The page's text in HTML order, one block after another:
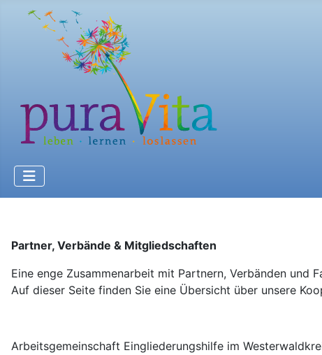
Partner, Verbände & Mitgliedschaften
Eine enge Zusammenarbeit mit Partnern, Verbänden
Auf dieser Seite finden Sie eine Übersicht über unsere
Arbeitsgemeinschaft Eingliederungshilfe im